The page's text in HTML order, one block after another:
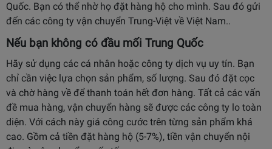
Quốc. Bạn có thể nhờ họ đặt hàng hộ cho mình. Sau đó gửi
đến các công ty vận chuyển Trung-Việt về Việt Nam..
Nếu bạn không có đầu mối Trung Quốc
Hãy sử dụng các cá nhân hoặc công ty dịch vụ uy tín. Bạn
chỉ cần việc lựa chọn sản phẩm, số lượng. Sau đó đặt cọc
và chờ hàng về để thanh toán hết đơn hàng. Tất cả các vấn
đề mua hàng, vận chuyển hàng sẽ được các công ty lo toàn
diện. Với cách này giá công cước trên từng sản phẩm khá
cao. Gồm cả tiền đặt hàng hộ (5-7%), tiền vận chuyển nội